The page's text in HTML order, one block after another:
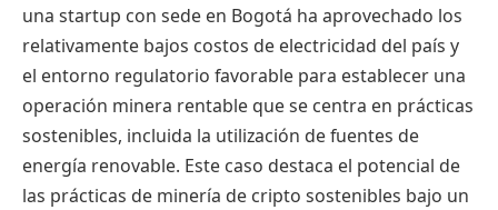
una startup con sede en Bogotá ha aprovechado los
relativamente bajos costos de electricidad del país y
el entorno regulatorio favorable para establecer una
operación minera rentable que se centra en prácticas
sostenibles, incluida la utilización de fuentes de
energía renovable. Este caso destaca el potencial de
las prácticas de minería de cripto sostenibles bajo un